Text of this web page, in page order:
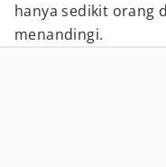
hanya sedikit orang
menandingi.